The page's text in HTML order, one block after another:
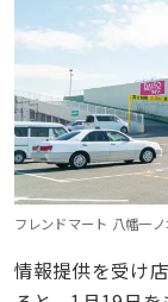
フレンドマート 八幡一
情報提供を受け